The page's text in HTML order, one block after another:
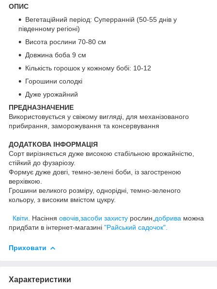
ОПИС
Вегетаційний період: Суперранній (50-55 днів у
південному регіоні)
Висота рослини 70-80 см
Довжина боба 9 см
Кількість горошок у кожному бобі: 10-12
Горошини солодкі
Дуже урожайний
ПРЕДНАЗНАЧЕНИЕ
Використовується у свіжому вигляді, для механізованого
прибирання, заморожування та консервування
ДОДАТКОВА ІНФОРМАЦІЯ
Сорт вирізняється дуже високою стабільною врожайністю,
стійкий до фузаріозу.
Формує дуже довгі, темно-зелені боби, із загостреною
верхівкою.
Грошини великого розміру, однорідні, темно-зеленого
кольору, з високим вмістом цукру.
Квіти . Насіння овочів засоби захисту рослин, добрива можна
придбати в інтернет-магазині "Райський садочок".
Приховати
Характеристики